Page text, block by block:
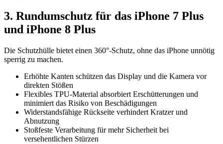
3. Rundumschutz für das iPhone 7 Plus
und iPhone 8 Plus
Die Schutzhülle bietet einen 360°-Schutz, ohne das iPhone unnötig
sperrig zu machen.
Erhöhte Kanten schützen das Display und die Kamera vor
direkten Stößen
Flexibles TPU-Material absorbiert Erschütterungen und
minimiert das Risiko von Beschädigungen
Widerstandsfähige Rückseite verhindert Kratzer und
Abnutzung
Stoßfeste Verarbeitung für mehr Sicherheit bei
versehentlichen Stürzen